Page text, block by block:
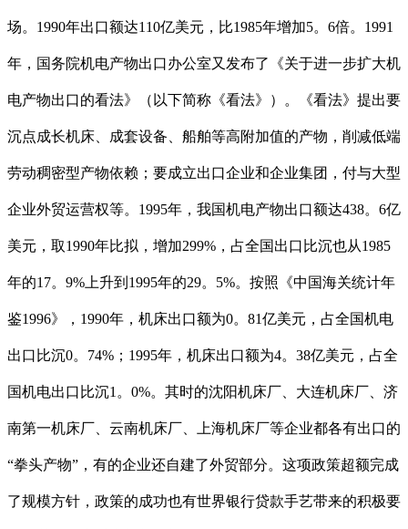
场。1990年出口额达110亿美元，比1985年增加5。6倍。1991
年，国务院机电产物出口办公室又发布了《关于进一步扩大机
电产物出口的看法》（以下简称《看法》）。《看法》提出要
沉点成长机床、成套设备、船舶等高附加值的产物，削减低端
劳动稠密型产物依赖；要成立出口企业和企业集团，付与大型
企业外贸运营权等。1995年，我国机电产物出口额达438。6亿
美元，取1990年比拟，增加299%，占全国出口比沉也从1985
年的17。9%上升到1995年的29。5%。按照《中国海关统计年
鉴1996》，1990年，机床出口额为0。81亿美元，占全国机电
出口比沉0。74%；1995年，机床出口额为4。38亿美元，占全
国机电出口比沉1。0%。其时的沈阳机床厂、大连机床厂、济
南第一机床厂、云南机床厂、上海机床厂等企业都各有出口的
“拳头产物”，有的企业还自建了外贸部分。这项政策超额完成
了规模方针，政策的成功也有世界银行贷款手艺带来的积极要